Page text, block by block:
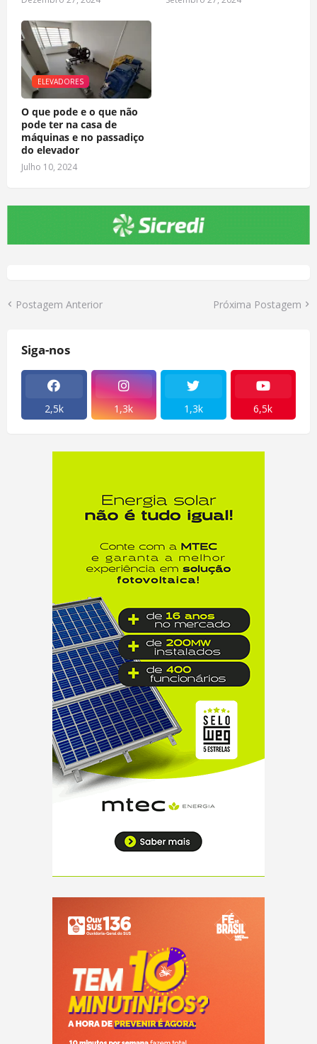
ELEVADORES
O que pode e o que não
pode ter na casa de
máquinas e no passadiço
do elevador
Julho 10, 2024
Postagem Anterior Próxima Postagem
Siga-nos
2,5k 1,3k 1,3k 6,5k